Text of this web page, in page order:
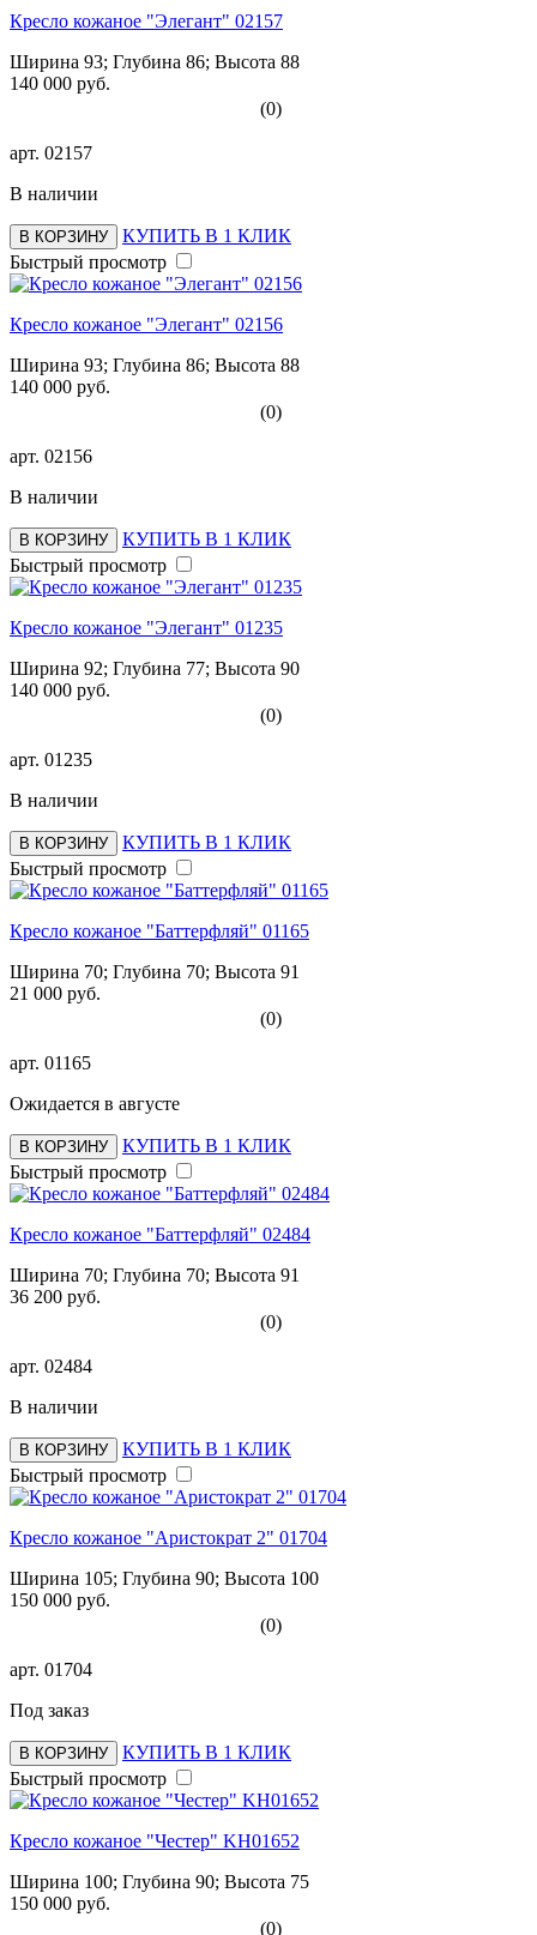
Кресло кожаное "Элегант" 02157
Ширина 93; Глубина 86; Высота 88
140 000 руб.
(0)
арт. 02157
В наличии
В КОРЗИНУ
КУПИТЬ В 1 КЛИК
Быстрый просмотр
Кресло кожаное "Элегант" 02156
Ширина 93; Глубина 86; Высота 88
140 000 руб.
(0)
арт. 02156
В наличии
В КОРЗИНУ
КУПИТЬ В 1 КЛИК
Быстрый просмотр
Кресло кожаное "Элегант" 01235
Ширина 92; Глубина 77; Высота 90
140 000 руб.
(0)
арт. 01235
В наличии
В КОРЗИНУ
КУПИТЬ В 1 КЛИК
Быстрый просмотр
Кресло кожаное "Баттерфляй" 01165
Ширина 70; Глубина 70; Высота 91
21 000 руб.
(0)
арт. 01165
Ожидается в августе
В КОРЗИНУ
КУПИТЬ В 1 КЛИК
Быстрый просмотр
Кресло кожаное "Баттерфляй" 02484
Ширина 70; Глубина 70; Высота 91
36 200 руб.
(0)
арт. 02484
В наличии
В КОРЗИНУ
КУПИТЬ В 1 КЛИК
Быстрый просмотр
Кресло кожаное "Аристократ 2" 01704
Ширина 105; Глубина 90; Высота 100
150 000 руб.
(0)
арт. 01704
Под заказ
В КОРЗИНУ
КУПИТЬ В 1 КЛИК
Быстрый просмотр
Кресло кожаное "Честер" KH01652
Ширина 100; Глубина 90; Высота 75
150 000 руб.
(0)